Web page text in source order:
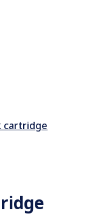
cartridge